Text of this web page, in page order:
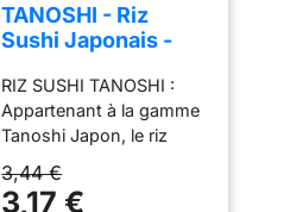
TANOSHI - Riz
Sushi Japonais -
450 g
RIZ SUSHI TANOSHI :
Appartenant à la gamme
Tanoshi Japon, le riz
de réaliser des sushis et
3,44 €
3,17 €